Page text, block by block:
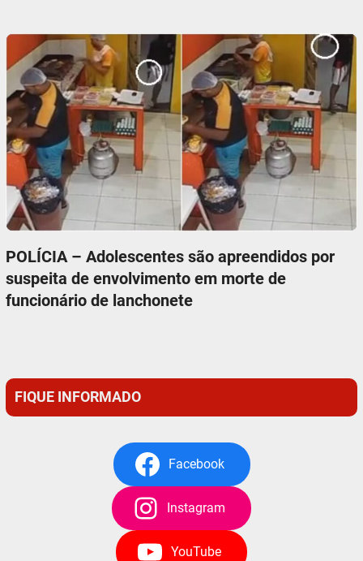
POLÍCIA – Adolescentes são apreendidos por
suspeita de envolvimento em morte de
funcionário de lanchonete
FIQUE INFORMADO
Facebook
Instagram
YouTube